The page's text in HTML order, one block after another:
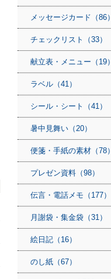
メッセージカード（86）
チェックリスト（33）
献立表・メニュー（19）
ラベル（41）
シール・シート（41）
暑中見舞い（20）
便箋・手紙の素材（78）
プレゼン資料（98）
伝言・電話メモ（177）
月謝袋・集金袋（31）
絵日記（16）
のし紙（67）